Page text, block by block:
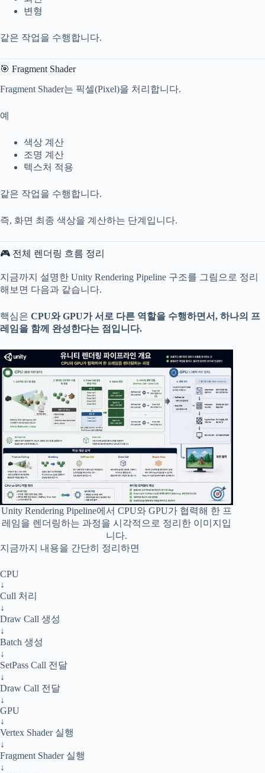
변형
같은 작업을 수행합니다.
🎯 Fragment Shader
Fragment Shader는 픽셀(Pixel)을 처리합니다.
예
색상 계산
조명 계산
텍스처 적용
같은 작업을 수행합니다.
즉, 화면 최종 색상을 계산하는 단계입니다.
🎮 전체 렌더링 흐름 정리
지금까지 설명한 Unity Rendering Pipeline 구조를 그림으로 정리
해보면 다음과 같습니다.
핵심은 CPU와 GPU가 서로 다른 역할을 수행하면서, 하나의 프
레임을 함께 완성한다는 점입니다.
Unity Rendering Pipeline에서 CPU와 GPU가 협력해 한 프
레임을 렌더링하는 과정을 시각적으로 정리한 이미지입
니다.
지금까지 내용을 간단히 정리하면
CPU
↓
Cull 처리
↓
Draw Call 생성
↓
Batch 생성
↓
SetPass Call 전달
↓
Draw Call 전달
↓
GPU
↓
Vertex Shader 실행
↓
Fragment Shader 실행
↓